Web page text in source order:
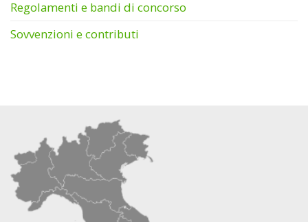
Regolamenti e bandi di concorso
Sovvenzioni e contributi